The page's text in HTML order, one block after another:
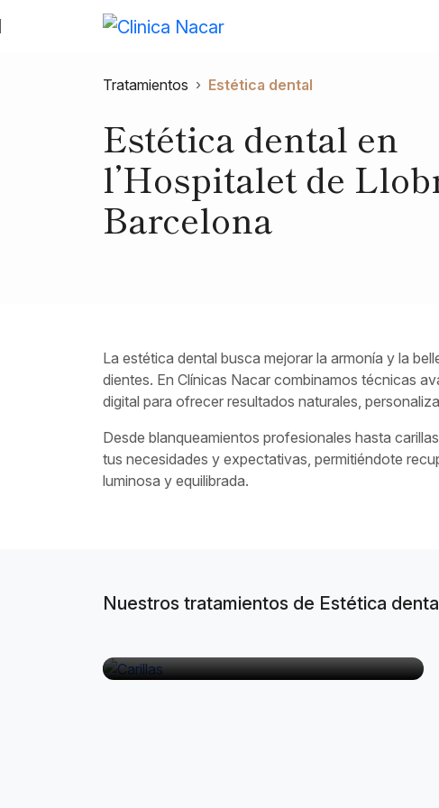
Tratamientos › Estética dental
Estética dental en
l’Hospitalet de
Barcelona
La estética dental busca mejorar la armonía y la
dientes. En Clínicas Nacar combinamos técnicas
digital para ofrecer resultados naturales,
Desde blanqueamientos profesionales hasta
tus necesidades y expectativas, permitiéndote
luminosa y equilibrada.
Nuestros tratamientos de Estética